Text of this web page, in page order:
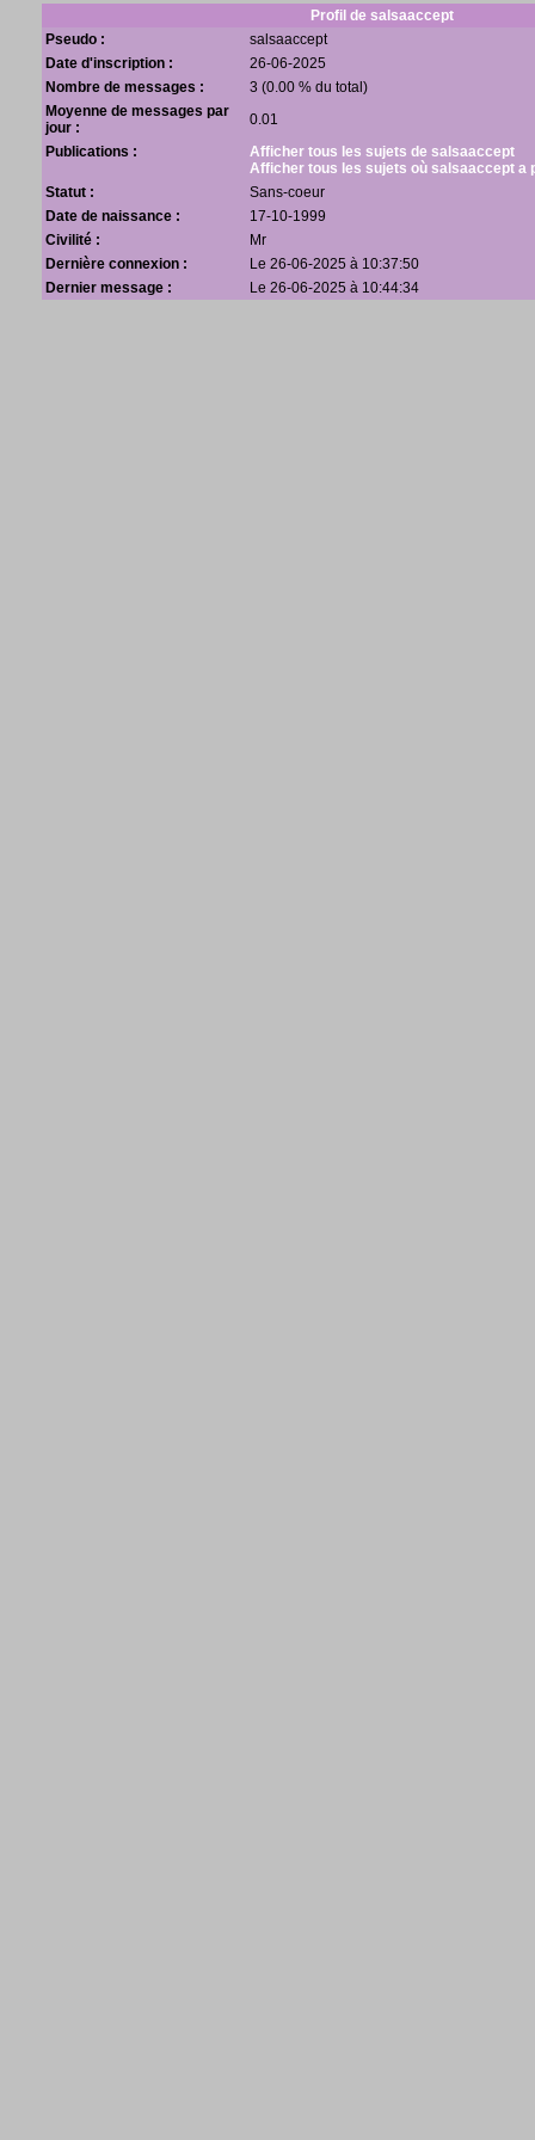
Profil de salsaaccept
Pseudo :
salsaaccept
Date d'inscription :
26-06-2025
Nombre de messages :
3 (0.00 % du total)
Moyenne de messages par
jour :
0.01
Publications :
Afficher tous les sujets de salsaaccept
Afficher tous les sujets où salsaaccept a
Statut :
Sans-coeur
Date de naissance :
17-10-1999
Civilité :
Mr
Dernière connexion :
Le 26-06-2025 à 10:37:50
Dernier message :
Le 26-06-2025 à 10:44:34